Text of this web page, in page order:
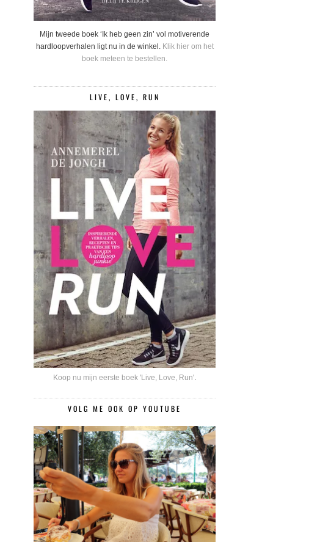
Mijn tweede boek ‘Ik heb geen zin’ vol motiverende
hardloopverhalen ligt nu in de winkel. Klik hier om het
boek meteen te bestellen.
LIVE, LOVE, RUN
Koop nu mijn eerste boek 'Live, Love, Run'.
VOLG ME OOK OP YOUTUBE